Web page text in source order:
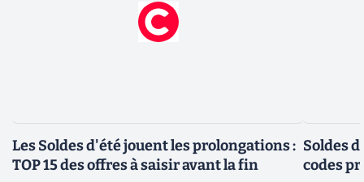
Les Soldes d'été jouent les prolongations :
TOP 15 des offres à saisir avant la fin
Soldes
codes